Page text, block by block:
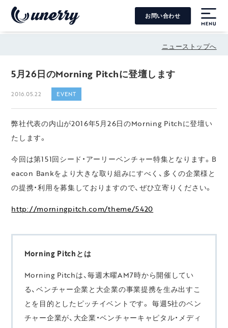
お問い合わせ
ニューストップへ
5月26日のMorning Pitchに登壇します
2016.05.22 EVENT
弊社代表の内山が2016年5月26日のMorning Pitchに登壇い
たします。
今回は第151回シード・アーリーベンチャー特集となります。B
eacon Bankをより大きな取り組みにすべく、多くの企業様と
の提携・利用を募集しておりますので、ぜひ立寄りください。
http://morningpitch.com/theme/5420
Morning Pitchとは
Morning Pitchは、毎週木曜AM7時から開催してい
る、ベンチャー企業と大企業の事業提携を生み出すこ
とを目的としたピッチイベントです。 毎週5社のベン
チャー企業が、大企業・ベンチャーキャピタル・メディ